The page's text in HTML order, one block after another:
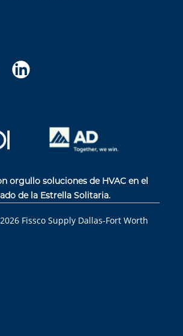
orgullo soluciones de HVAC en el
de la Estrella Solitaria.
2026 Fissco Supply Dallas-Fort Worth